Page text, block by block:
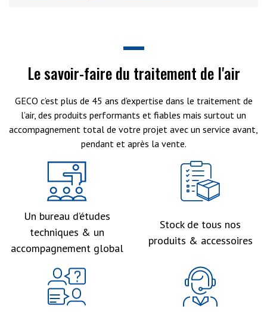
Le savoir-faire du traitement de l'air
GECO c’est plus de 45 ans d’expertise dans le traitement de
l’air, des produits performants et fiables mais surtout un
accompagnement total de votre projet avec un service avant,
pendant et après la vente.
Un bureau d’études
techniques & un
accompagnement global
Stock de tous nos
produits & accessoires